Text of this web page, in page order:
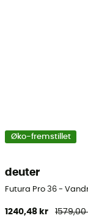
Øko-fremstillet
deuter
Futura Pro 36 -
1240,48 kr 1579,00